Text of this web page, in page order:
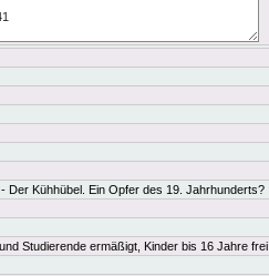
Der Kühhübel. Ein Opfer des 19. Jahrhunderts?
Studierende ermäßigt, Kinder bis 16 Jahre frei